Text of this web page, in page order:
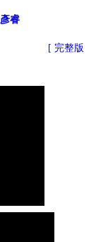
彥睿
完整版